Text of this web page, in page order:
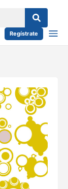
Regístrate